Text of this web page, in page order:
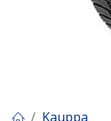
Kauppa